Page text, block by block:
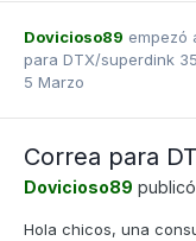
Dovicioso89 empezó
para DTX/superdink
5 Marzo
Correa para
Dovicioso89
Hola chicos, una